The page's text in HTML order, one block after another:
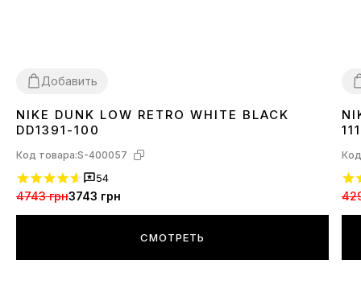
Добавить
3637 383940 4142 43 4445
NIKE DUNK LOW RETRO WHITE BLACK
DD1391-100
Код товара:S-400057
54
4743 грн3743 грн
СМОТРЕТЬ
111